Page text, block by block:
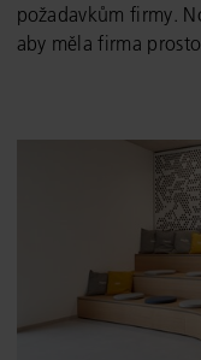
požadavkům firmy.
aby měla firma